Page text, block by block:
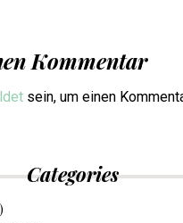
Kommentar
sein, um einen
Categories